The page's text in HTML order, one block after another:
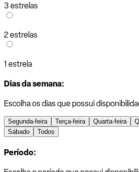
3 estrelas
2 estrelas
1 estrela
Dias da semana:
Escolha os dias que possui
Segunda-feira Terça-feira Quarta-feira
Sábado
Todos
Período: